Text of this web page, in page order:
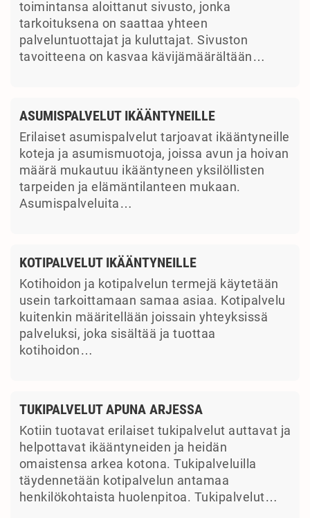
toimintansa aloittanut sivusto, jonka
tarkoituksena on saattaa yhteen
palveluntuottajat ja kuluttajat. Sivuston
tavoitteena on kasvaa kävijämäärältään…
ASUMISPALVELUT IKÄÄNTYNEILLE
Erilaiset asumispalvelut tarjoavat ikääntyneille
koteja ja asumismuotoja, joissa avun ja hoivan
määrä mukautuu ikääntyneen yksilöllisten
tarpeiden ja elämäntilanteen mukaan.
Asumispalveluita…
KOTIPALVELUT IKÄÄNTYNEILLE
Kotihoidon ja kotipalvelun termejä käytetään
usein tarkoittamaan samaa asiaa. Kotipalvelu
kuitenkin määritellään joissain yhteyksissä
palveluksi, joka sisältää ja tuottaa
kotihoidon…
TUKIPALVELUT APUNA ARJESSA
Kotiin tuotavat erilaiset tukipalvelut auttavat ja
helpottavat ikääntyneiden ja heidän
omaistensa arkea kotona. Tukipalveluilla
täydennetään kotipalvelun antamaa
henkilökohtaista huolenpitoa. Tukipalvelut…